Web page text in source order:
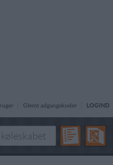
Glemt adgangskoder LOGIND